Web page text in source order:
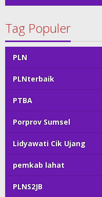
Tag Populer
PLN
PLNterbaik
PTBA
Porprov Sumsel
Lidyawati Cik Ujang
pemkab lahat
PLNS2JB